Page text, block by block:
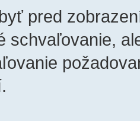
pred
schvaľovanie,